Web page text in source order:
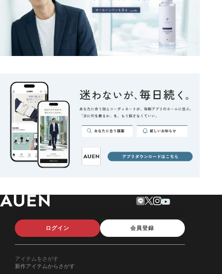
ログイン 会員登録
アイテムをさがす
新作アイテムからさがす